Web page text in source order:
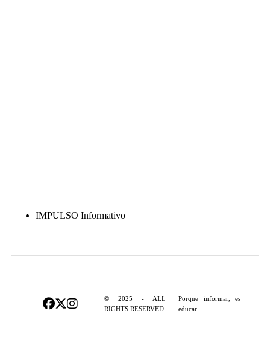
IMPULSO Informativo
© 2025 - ALL
RIGHTS RESERVED.
Porque informar, es
educar.